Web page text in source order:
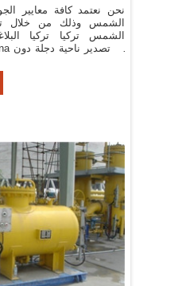
نحن نعتمد كافة معايير
الشمس وذلك من خلال
الشمس تركيا تركيا